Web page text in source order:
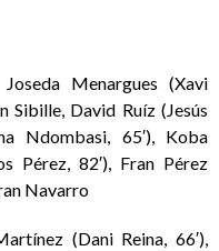
Menargues (Xavi
Sibille, David Ruíz (Jesús
Ndombasi, 65′), Koba
Pérez, 82′), Fran Pérez
Navarro
(Dani Reina, 66′),